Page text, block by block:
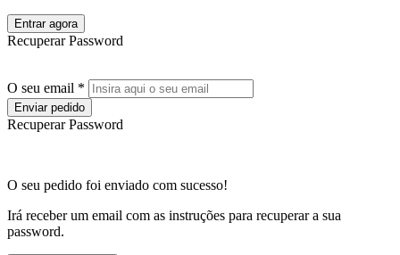
Entrar agora
Recuperar Password
O seu email *
Enviar pedido
Recuperar Password
O seu pedido foi enviado com sucesso!
Irá receber um email com as instruções para recuperar a sua
password.